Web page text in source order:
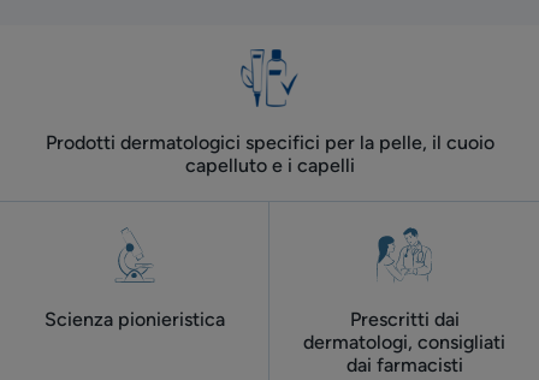
Prodotti dermatologici specifici per la pelle, il cuoio
capelluto e i capelli
Scienza pionieristica
Prescritti dai
dermatologi, consigliati
dai farmacisti